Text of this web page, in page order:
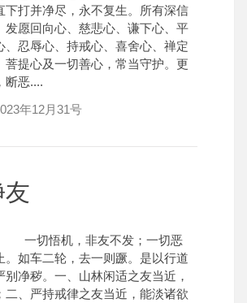
下打并净尽，永不复生。所有深信
发愿回向心、慈悲心、谦下心、平
、忍辱心、持戒心、喜舍心、禅定
菩提心及一切善心，常当守护。更
断恶....
年12月31号
一切悟机，非友不发；一切恶
。如车二轮，去一则蹶。是以行道
别净秽。一、山林闲适之友当近，
二、严持戒律之友当近，能淡诸欲